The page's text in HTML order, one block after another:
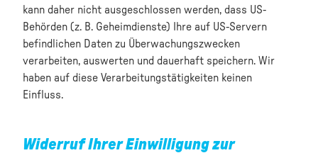
kann daher nicht ausgeschlossen werden, dass US-
Behörden (z. B. Geheimdienste) Ihre auf US-Servern
befindlichen Daten zu Überwachungszwecken
verarbeiten, auswerten und dauerhaft speichern. Wir
haben auf diese Verarbeitungstätigkeiten keinen
Einfluss.
Widerruf Ihrer Einwilligung zur